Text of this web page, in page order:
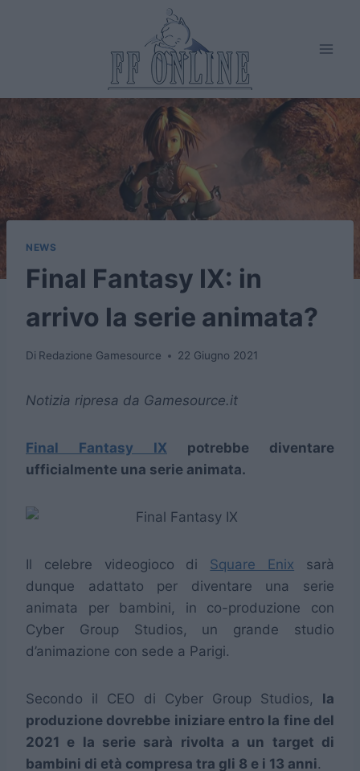
NEWS
Final Fantasy IX: in
arrivo la serie animata?
Di Redazione Gamesource 22 Giugno 2021
Notizia ripresa da Gamesource.it
Final Fantasy IX potrebbe diventare
ufficialmente una serie animata.
Il celebre videogioco di Square Enix sarà
dunque adattato per diventare una serie
animata per bambini, in co-produzione con
Cyber Group Studios, un grande studio
d’animazione con sede a Parigi.
Secondo il CEO di Cyber Group Studios, la
produzione dovrebbe iniziare entro la fine del
2021 e la serie sarà rivolta a un target di
bambini di età compresa tra gli 8 e i 13 anni.